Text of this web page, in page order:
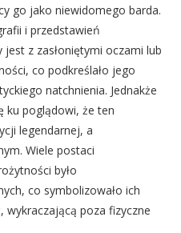
go jako niewidomego barda.
i przedstawień
z zasłoniętymi oczami lub
co podkreślało jego
natchnienia. Jednakże
ku poglądowi, że ten
legendarnej, a
Wiele postaci
było
co symbolizowało ich
wykraczającą poza fizyczne